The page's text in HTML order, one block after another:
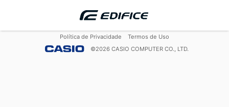
Política de Privacidade
Termos de Uso
©2026 CASIO COMPUTER CO., LTD.